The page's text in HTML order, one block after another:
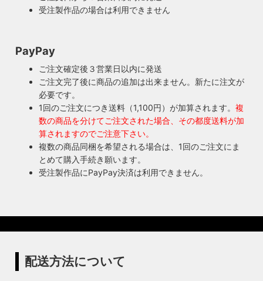
が心配とよくお声を頂きますが、当店では器具を製作した本
◆もっと詳しく見る
近く前のソケットも安心してお使い頂けます。
受注製作品の場合は利用できません
PayPay
ご注文確定後３営業日以内に発送
ご注文完了後に商品の追加は出来ません。新たに注文が
必要です。
1回のご注文につき送料（1,100円）が加算されます。 複
数の商品を分けてご注文された場合、その都度送料が加
算されますのでご注意下さい。
複数の商品同梱を希望される場合は、1回のご注文にま
とめて購入手続き願います。
受注製作品にPayPay決済は利用できません。
配送方法について